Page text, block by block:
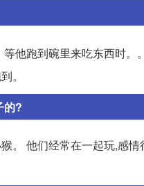
等他跑到碗里来吃东西时
。
的?
。 他们经常在一起玩,感